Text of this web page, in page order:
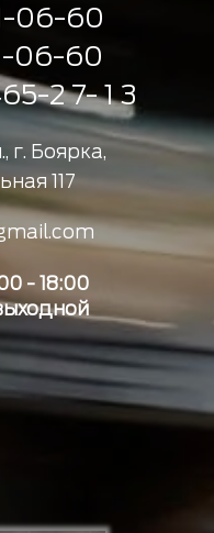
06-60
06-60
2 7- 1 3
г. Боярка,
117
- 18:00